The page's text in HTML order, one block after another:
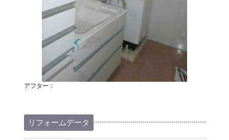
アフター：
リフォームデータ